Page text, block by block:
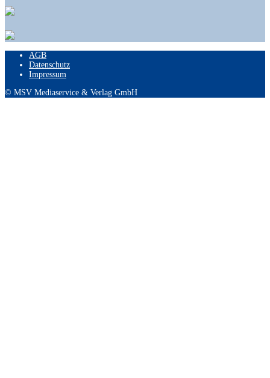
AGB
Datenschutz
Impressum
© MSV Mediaservice & Verlag GmbH